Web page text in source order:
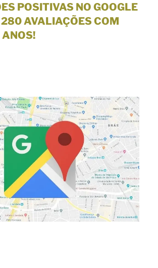
POSITIVAS NO GOOGLE
AVALIAÇÕES COM